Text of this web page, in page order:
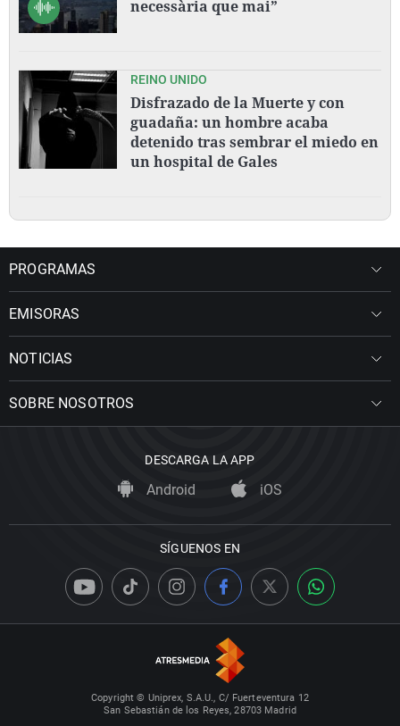
necessària que mai”
REINO UNIDO
Disfrazado de la Muerte y con
guadaña: un hombre acaba
detenido tras sembrar el miedo en
un hospital de Gales
PROGRAMAS
EMISORAS
NOTICIAS
SOBRE NOSOTROS
DESCARGA LA APP
Android iOS
SÍGUENOS EN
Copyright © Uniprex, S.A.U., C/ Fuerteventura 12
San Sebastián de los Reyes, 28703 Madrid